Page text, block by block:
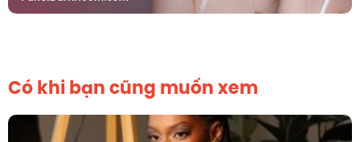
Có khi bạn cũng muốn xem